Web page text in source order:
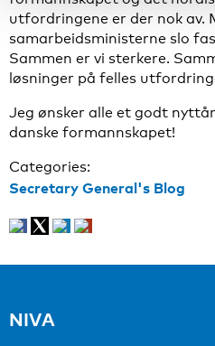
utfordringene er der nok av.
samarbeidsministerne slo
Sammen er vi sterkere.
løsninger på felles
Jeg ønsker alle et godt
danske formannskapet!
Categories:
Secretary General's Blog
NIVA